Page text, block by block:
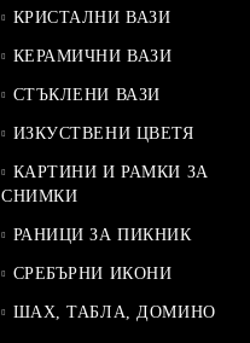
КРИСТАЛНИ ВАЗИ
КЕРАМИЧНИ ВАЗИ
СТЪКЛЕНИ ВАЗИ
ИЗКУСТВЕНИ ЦВЕТЯ
КАРТИНИ И РАМКИ ЗА
СНИМКИ
РАНИЦИ ЗА ПИКНИК
СРЕБЪРНИ ИКОНИ
ШАХ, ТАБЛА, ДОМИНО